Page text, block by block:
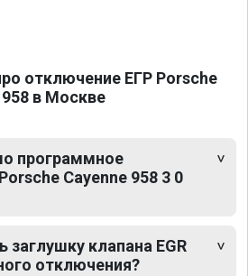
отключение ЕГР Porsche
958 в Москве
программное
Cayenne 958 3 0
заглушку клапана EGR
отключения?